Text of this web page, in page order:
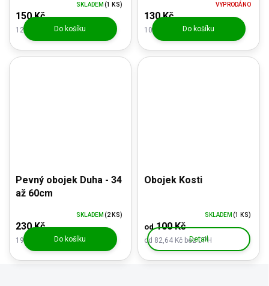
123,97 Kč bez DPH
150 Kč
SKLADEM (1 KS)
Do košíku 107,44 Kč bez DPH
130 Kč
VYPRODÁNO
Do košíku
Pevný obojek Duha - 34
až 60cm
190,08 Kč bez DPH
230 Kč
SKLADEM (2 KS)
Do košíku
Obojek Kosti
od 82,64 Kč bez DPH
od100 Kč
SKLADEM (1 KS)
Detail